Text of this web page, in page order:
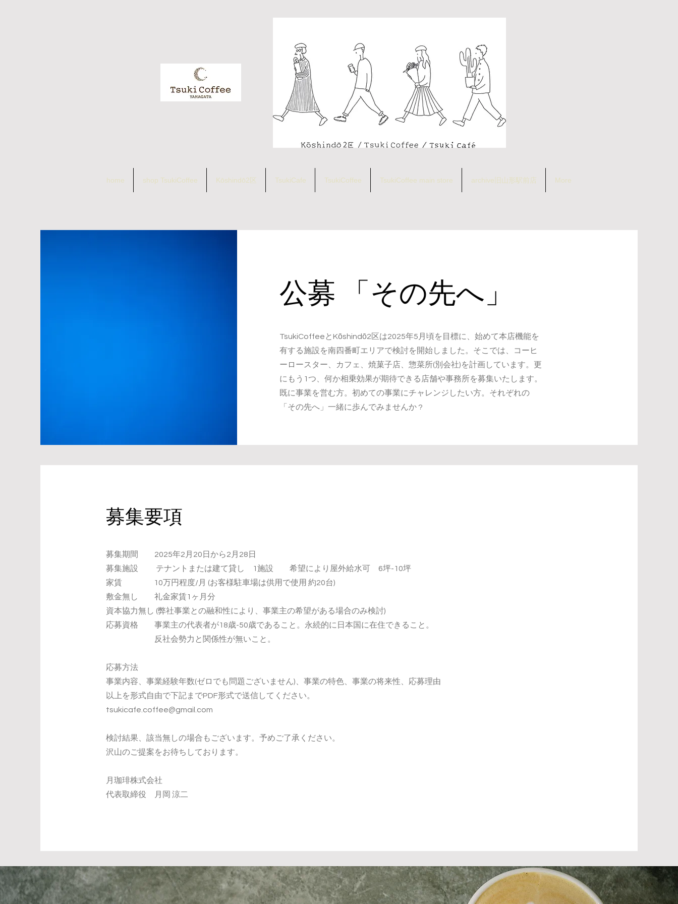
home shop TsukiCoffee Kōshindō2区 TsukiCafe TsukiCoffee TsukiCoffee main store archive旧山形駅前店 More
​公募 「その先へ」
TsukiCoffeeとKōshindō2区は2025年5月頃を目標に、始めて本店機能を
有する施設を南四番町エリアで検討を開始しました。そこでは、コーヒ
ーロースター、カフェ、焼菓子店、惣菜所(別会社)を計画しています。更
にもう1つ、何か相乗効果が期待できる店舗や事務所を募集いたします。
既に事業を営む方。初めての事業にチャレンジしたい方。それぞれの
「その先へ」一緒に歩んでみませんか ?
​募集要項
​募集期間 2025年2月20日から2月28日
募集施設 テナントまたは建て貸し 1施設 希望により屋外給水可 6坪-10坪
家賃 10万円程度/月 (お客様駐車場は供用で使用 約20台)
敷金無し 礼金家賃1ヶ月分
資本協力無し (弊社事業との融和性により、事業主の希望がある場合のみ検討)
応募資格 事業主の代表者が18歳-50歳であること。永続的に日本国に在住できること。
反社会勢力と関係性が無いこと。
応募方法
事業内容、事業経験年数(ゼロでも問題ございません)、事業の特色、事業の将来性、応募理由
以上を形式自由で下記までPDF形式で送信してください。
tsukicafe.coffee@gmail.com
検討結果、該当無しの場合もございます。予めご了承ください。
沢山のご提案をお待ちしております。
月珈琲株式会社
​代表取締役 月岡 涼二